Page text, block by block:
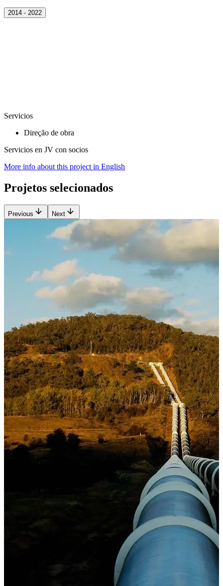
2014 - 2022
Servicios
Direção de obra
Servicios en JV con socios
More info about this project in English
Projetos selecionados
Previous Next